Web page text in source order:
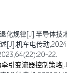
化规律[J].半导体技
[J].机车电传动
22.
引变流器控制策略